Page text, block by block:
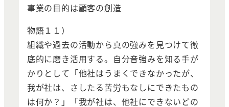
事業の目的は顧客の創造
物語１１）
組織や過去の活動から真の強みを見つけて徹
底的に磨き活用する。自分音強みを知る手が
かりとして「他社はうまくできなかったが、
我が社は、さしたる苦労もなしにできたもの
は何か？」「我が社は、他社にできないどの